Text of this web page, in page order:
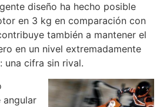
diseño ha hecho posible
en 3 kg en comparación con
también a mantener el
en un nivel extremadamente
una cifra sin rival.
angular